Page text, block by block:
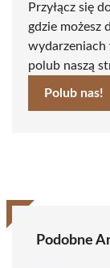
Przyłącz się
gdzie możesz
wydarzeniach
polub naszą
Polub nas!
Podobne